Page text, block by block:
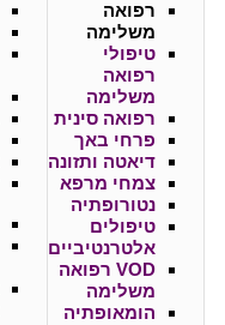
רפואה
משלימה
טיפולי
רפואה
משלימה
רפואה סינית
פרחי באך
דיאטה ותזונה
צמחי מרפא
נטורופתיה
טיפולים
אלטרנטיביים
VOD רפואה
משלימה
הומאופתיה